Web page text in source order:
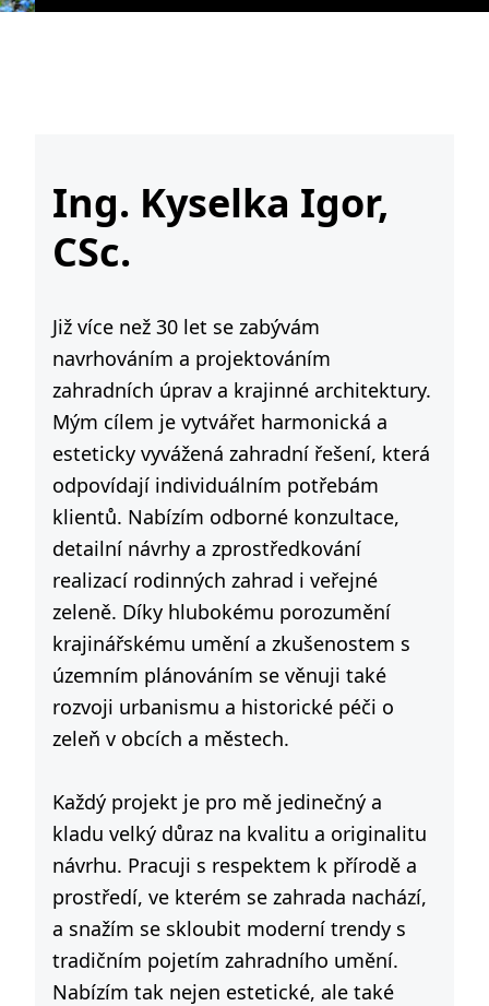
Ing. Kyselka Igor,
CSc.
Již více než 30 let se zabývám
navrhováním a projektováním
zahradních úprav a krajinné architektury.
Mým cílem je vytvářet harmonická a
esteticky vyvážená zahradní řešení, která
odpovídají individuálním potřebám
klientů. Nabízím odborné konzultace,
detailní návrhy a zprostředkování
realizací rodinných zahrad i veřejné
zeleně. Díky hlubokému porozumění
krajinářskému umění a zkušenostem s
územním plánováním se věnuji také
rozvoji urbanismu a historické péči o
zeleň v obcích a městech.
Každý projekt je pro mě jedinečný a
kladu velký důraz na kvalitu a originalitu
návrhu. Pracuji s respektem k přírodě a
prostředí, ve kterém se zahrada nachází,
a snažím se skloubit moderní trendy s
tradičním pojetím zahradního umění.
Nabízím tak nejen estetické, ale také